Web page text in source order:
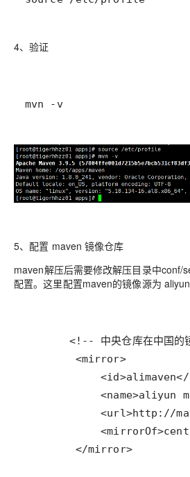
4、验证
mvn -v
5、配置 maven 镜像仓库
maven解压后需要修改解压目录中conf/
配置。这里配置maven的镜像源为 aliyun
        <mirror>
        </mirror>